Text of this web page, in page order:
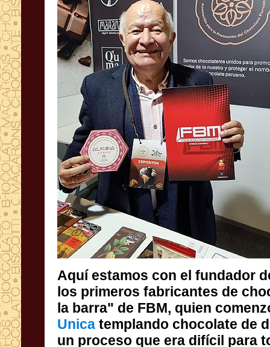
Aquí estamos con el fundador
los primeros fabricantes de
la barra" de FBM, quien
Unica templando chocolate de
un proceso que era difícil